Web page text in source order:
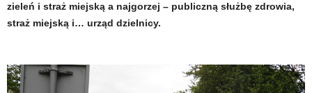
zieleń i straż miejską a najgorzej – publiczną służbę zdrowia,
straż miejską i… urząd dzielnicy.